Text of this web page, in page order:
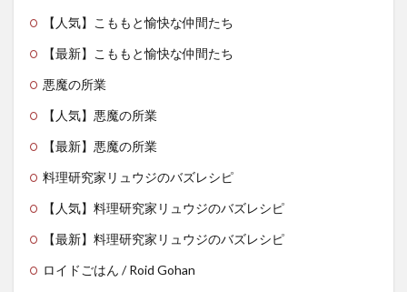
【人気】こももと愉快な仲間たち
【最新】こももと愉快な仲間たち
悪魔の所業
【人気】悪魔の所業
【最新】悪魔の所業
料理研究家リュウジのバズレシピ
【人気】料理研究家リュウジのバズレシピ
【最新】料理研究家リュウジのバズレシピ
ロイドごはん / Roid Gohan